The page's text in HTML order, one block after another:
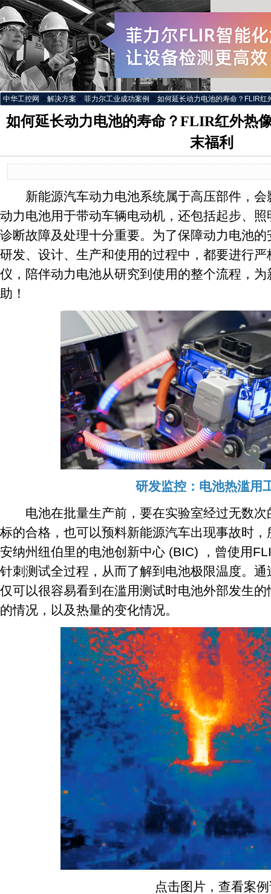
中华工控网 > 解决方案 > 菲力尔工业成功案例 > 如何延长动力电池的寿命？FLIR红
如何延长动力电池的寿命？FLIR红外热
末福利
新能源汽车动力电池系统属于高压部件，会
动力电池用于带动车辆电动机，还包括起步、
诊断故障及处理十分重要。为了保障动力电池
研发、设计、生产和使用的过程中，都要进行
仪，陪伴动力电池从研究到使用的整个流程，
助！
研发监控：电池热滥用
电池在批量生产前，要在实验室经过无数次
标的合格，也可以预料新能源汽车出现事故时
安纳州纽伯里的电池创新中心 (BIC) ，曾使用
针刺测试全过程，从而了解到电池极限温度。
仅可以很容易看到在滥用测试时电池外部发生
的情况，以及热量的变化情况。
点击图片，查看案例